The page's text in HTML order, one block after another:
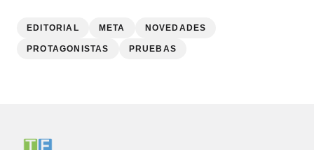
EDITORIAL META NOVEDADES
PROTAGONISTAS PRUEBAS